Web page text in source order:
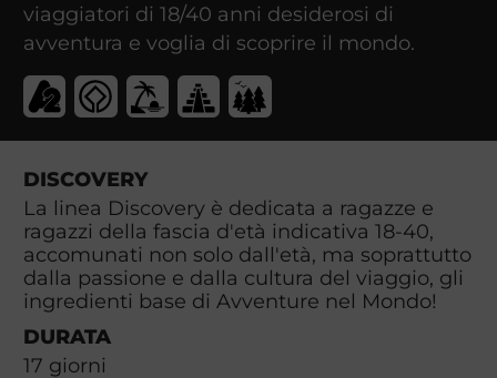
viaggiatori di 18/40 anni desiderosi di
avventura e voglia di scoprire il mondo.
DISCOVERY
La linea Discovery è dedicata a ragazze e
ragazzi della fascia d'età indicativa 18-40,
accomunati non solo dall'età, ma soprattutto
dalla passione e dalla cultura del viaggio, gli
ingredienti base di Avventure nel Mondo!
DURATA
17 giorni